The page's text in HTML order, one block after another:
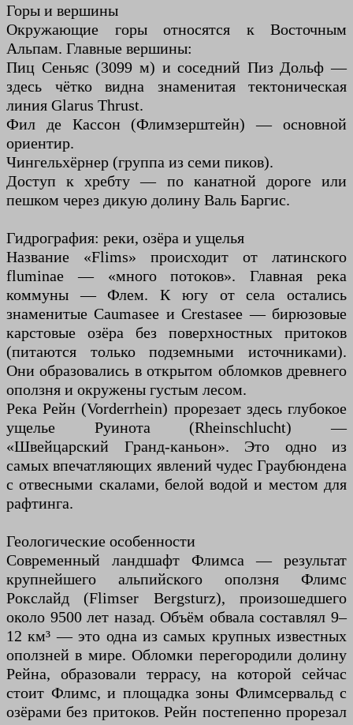
Горы и вершины
Окружающие горы относятся к Восточным
Альпам. Главные вершины:
Пиц Сеньяс (3099 м) и соседний Пиз Дольф —
здесь чётко видна знаменитая тектоническая
линия Glarus Thrust.
Фил де Кассон (Флимзерштейн) — основной
ориентир.
Чингельхёрнер (группа из семи пиков).
Доступ к хребту — по канатной дороге или
пешком через дикую долину Валь Баргис.
Гидрография: реки, озёра и ущелья
Название «Flims» происходит от латинского
fluminae — «много потоков». Главная река
коммуны — Флем. К югу от села остались
знаменитые Caumasee и Crestasee — бирюзовые
карстовые озёра без поверхностных притоков
(питаются только подземными источниками).
Они образовались в открытом обломков древнего
оползня и окружены густым лесом.
Река Рейн (Vorderrhein) прорезает здесь глубокое
ущелье Руинота (Rheinschlucht) —
«Швейцарский Гранд-каньон». Это одно из
самых впечатляющих явлений чудес Граубюндена
с отвесными скалами, белой водой и местом для
рафтинга.
Геологические особенности
Современный ландшафт Флимса — результат
крупнейшего альпийского оползня Флимс
Рокслайд (Flimser Bergsturz), произошедшего
около 9500 лет назад. Объём обвала составлял 9–
12 км³ — это одна из самых крупных известных
оползней в мире. Обломки перегородили долину
Рейна, образовали террасу, на которой сейчас
стоит Флимс, и площадка зоны Флимсервальд с
озёрами без притоков. Рейн постепенно прорезал